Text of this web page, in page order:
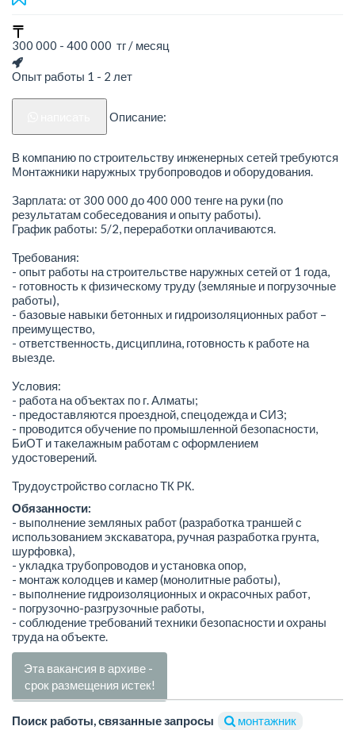
300 000 - 400 000 тг / месяц
Опыт работы 1 - 2 лет
Описание:
В компанию по строительству инженерных сетей требуются
Монтажники наружных трубопроводов и оборудования.
Зарплата: от 300 000 до 400 000 тенге на руки (по
результатам собеседования и опыту работы).
График работы: 5/2, переработки оплачиваются.
Требования:
- опыт работы на строительстве наружных сетей от 1 года,
- готовность к физическому труду (земляные и погрузочные
работы),
- базовые навыки бетонных и гидроизоляционных работ –
преимущество,
- ответственность, дисциплина, готовность к работе на
выезде.
Условия:
- работа на объектах по г. Алматы;
- предоставляются проездной, спецодежда и СИЗ;
- проводится обучение по промышленной безопасности,
БиОТ и такелажным работам с оформлением
удостоверений.
Трудоустройство согласно ТК РК.
Обязанности:
- выполнение земляных работ (разработка траншей с
использованием экскаватора, ручная разработка грунта,
шурфовка),
- укладка трубопроводов и установка опор,
- монтаж колодцев и камер (монолитные работы),
- выполнение гидроизоляционных и окрасочных работ,
- погрузочно-разгрузочные работы,
- соблюдение требований техники безопасности и охраны
труда на объекте.
Эта вакансия в архиве -
срок размещения истек!
Поиск работы, связанные запросы
монтажник